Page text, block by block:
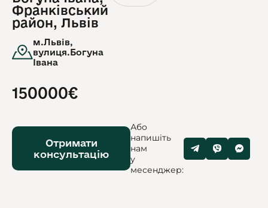
Франківський
район, Львів
м.Львів,
вулиця.Богуна
Івана
150000€
Отримати
консультацію
Або
напишіть
нам
у
месенджер: